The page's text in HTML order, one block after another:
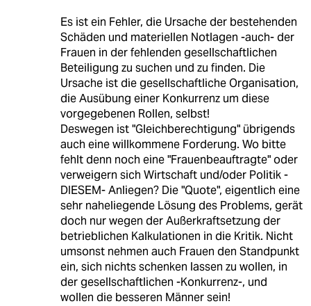
Es ist ein Fehler, die Ursache der bestehenden
Schäden und materiellen Notlagen -auch- der
Frauen in der fehlenden gesellschaftlichen
Beteiligung zu suchen und zu finden. Die
Ursache ist die gesellschaftliche Organisation,
die Ausübung einer Konkurrenz um diese
vorgegebenen Rollen, selbst!
Deswegen ist "Gleichberechtigung" übrigends
auch eine willkommene Forderung. Wo bitte
fehlt denn noch eine "Frauenbeauftragte" oder
verweigern sich Wirtschaft und/oder Politik -
DIESEM- Anliegen? Die "Quote", eigentlich eine
sehr naheliegende Lösung des Problems, gerät
doch nur wegen der Außerkraftsetzung der
betrieblichen Kalkulationen in die Kritik. Nicht
umsonst nehmen auch Frauen den Standpunkt
ein, sich nichts schenken lassen zu wollen, in
der gesellschaftlichen -Konkurrenz-, und
wollen die besseren Männer sein!